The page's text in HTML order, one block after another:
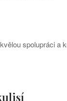
spolupráci a